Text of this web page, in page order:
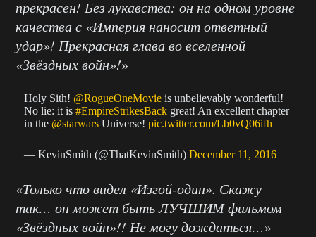
прекрасен! Без лукавства: он на одном уровне
качества с «Империя наносит ответный
удар»! Прекрасная глава во вселенной
«Звёздных войн»!»
Holy Sith! @RogueOneMovie is unbelievably wonderful!
No lie: it is#EmpireStrikesBack great! An excellent chapter
in the @starwars Universe!pic.twitter.com/Lb0vQ06ifh
— KevinSmith (@ThatKevinSmith)December 11, 2016
«Только что видел «Изгой-один». Скажу
так… он может быть ЛУЧШИМ фильмом
«Звёздных войн»!! Не могу дождаться…»